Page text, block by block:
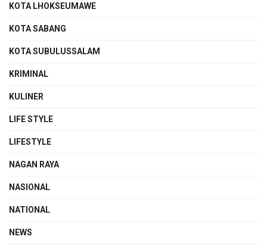
KOTA LHOKSEUMAWE
KOTA SABANG
KOTA SUBULUSSALAM
KRIMINAL
KULINER
LIFE STYLE
LIFESTYLE
NAGAN RAYA
NASIONAL
NATIONAL
NEWS